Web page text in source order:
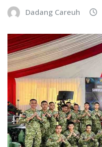
Dadang Careuh